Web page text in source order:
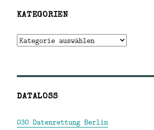
KATEGORIEN
Kategorien
DATALOSS
030 Datenrettung Berlin